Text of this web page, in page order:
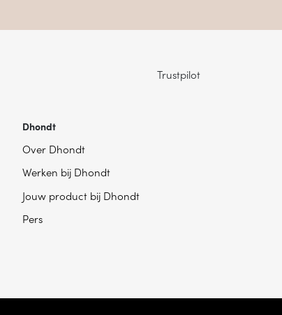
Trustpilot
Dhondt
Over Dhondt
Werken bij Dhondt
Jouw product bij Dhondt
Pers